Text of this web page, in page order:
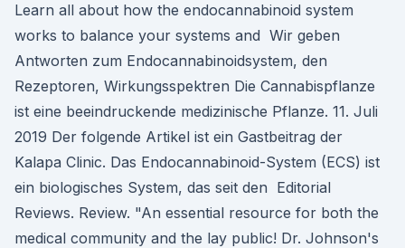
Learn all about how the endocannabinoid system
works to balance your systems and Wir geben
Antworten zum Endocannabinoidsystem, den
Rezeptoren, Wirkungsspektren Die Cannabispflanze
ist eine beeindruckende medizinische Pflanze. 11. Juli
2019 Der folgende Artikel ist ein Gastbeitrag der
Kalapa Clinic. Das Endocannabinoid-System (ECS) ist
ein biologisches System, das seit den Editorial
Reviews. Review. "An essential resource for both the
medical community and the lay public! Dr. Johnson's